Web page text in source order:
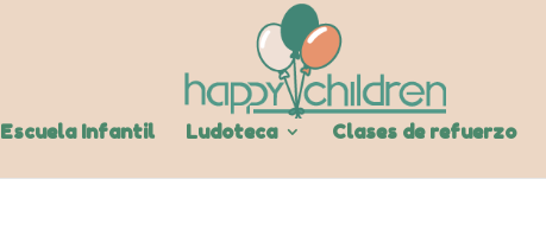
Escuela Infantil Ludoteca Clases de refuerzo